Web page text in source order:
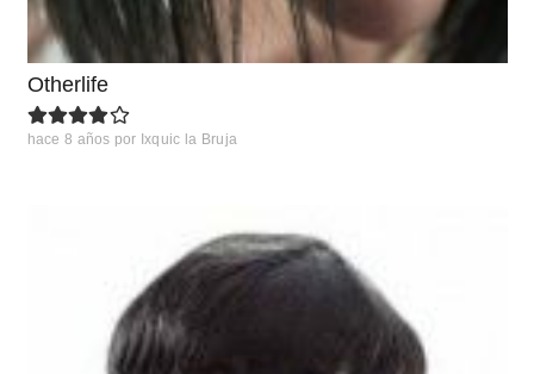
Otherlife
hace 8 años por Ixquic la Bruja